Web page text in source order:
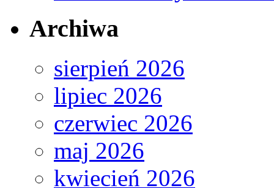
Archiwa
sierpień 2026
lipiec 2026
czerwiec 2026
maj 2026
kwiecień 2026